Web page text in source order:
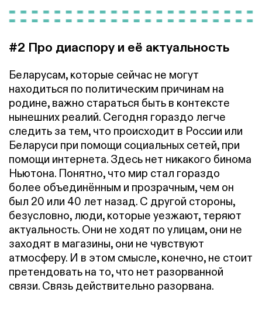
#2 Про диаспору и её актуальность
Беларусам, которые сейчас не могут
находиться по политическим причинам на
родине, важно стараться быть в контексте
нынешних реалий. Сегодня гораздо легче
следить за тем, что происходит в России или
Беларуси при помощи социальных сетей, при
помощи интернета. Здесь нет никакого бинома
Ньютона. Понятно, что мир стал гораздо
более объединённым и прозрачным, чем он
был 20 или 40 лет назад. С другой стороны,
безусловно, люди, которые уезжают, теряют
актуальность. Они не ходят по улицам, они не
заходят в магазины, они не чувствуют
атмосферу. И в этом смысле, конечно, не стоит
претендовать на то, что нет разорванной
связи. Связь действительно разорвана.